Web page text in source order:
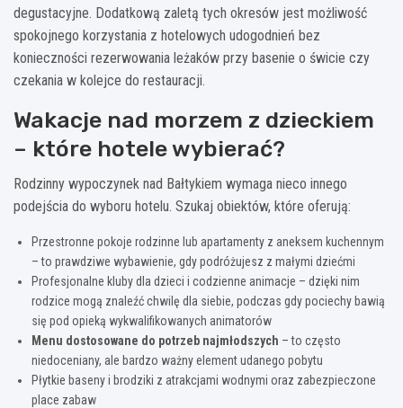
degustacyjne. Dodatkową zaletą tych okresów jest możliwość
spokojnego korzystania z hotelowych udogodnień bez
konieczności rezerwowania leżaków przy basenie o świcie czy
czekania w kolejce do restauracji.
Wakacje nad morzem z dzieckiem
– które hotele wybierać?
Rodzinny wypoczynek nad Bałtykiem wymaga nieco innego
podejścia do wyboru hotelu. Szukaj obiektów, które oferują:
Przestronne pokoje rodzinne lub apartamenty z aneksem kuchennym
– to prawdziwe wybawienie, gdy podróżujesz z małymi dziećmi
Profesjonalne kluby dla dzieci i codzienne animacje – dzięki nim
rodzice mogą znaleźć chwilę dla siebie, podczas gdy pociechy bawią
się pod opieką wykwalifikowanych animatorów
Menu dostosowane do potrzeb najmłodszych – to często
niedoceniany, ale bardzo ważny element udanego pobytu
Płytkie baseny i brodziki z atrakcjami wodnymi oraz zabezpieczone
place zabaw